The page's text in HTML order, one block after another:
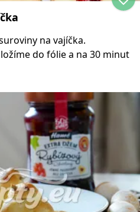
na vajíčka.
do fólie a na 30 minut